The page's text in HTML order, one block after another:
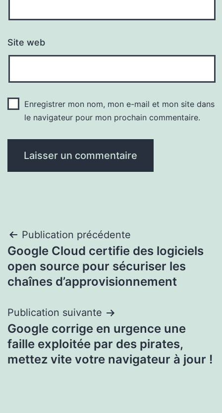
Site web
Enregistrer mon nom, mon e-mail et mon site dans
le navigateur pour mon prochain commentaire.
Navigation
de
l’article
Publication précédente
Google Cloud certifie des logiciels
open source pour sécuriser les
chaînes d’approvisionnement
Publication suivante
Google corrige en urgence une
faille exploitée par des pirates,
mettez vite votre navigateur à jour !